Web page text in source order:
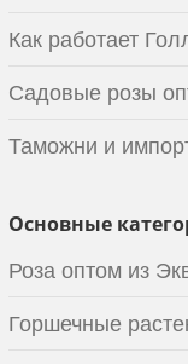
Как работает
Садовые розы
Таможни и
Основные
Роза оптом из
Горшечные